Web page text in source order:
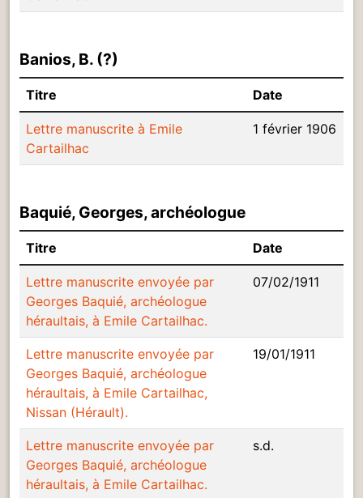
Banios, B. (?)
Titre Date
Lettre manuscrite à Emile
Cartailhac
1 février 1906
Baquié, Georges, archéologue
Titre Date
Lettre manuscrite envoyée par
Georges Baquié, archéologue
héraultais, à Emile Cartailhac.
07/02/1911
Lettre manuscrite envoyée par
Georges Baquié, archéologue
héraultais, à Emile Cartailhac,
Nissan (Hérault).
19/01/1911
Lettre manuscrite envoyée par
Georges Baquié, archéologue
héraultais, à Emile Cartailhac.
s.d.